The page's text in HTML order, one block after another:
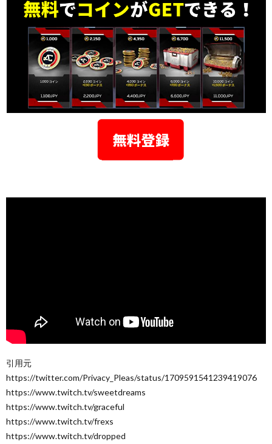
引用元
https://twitter.com/Privacy_Pleas/status/1709591541239419076
https://www.twitch.tv/sweetdreams
https://www.twitch.tv/graceful
https://www.twitch.tv/frexs
https://www.twitch.tv/dropped